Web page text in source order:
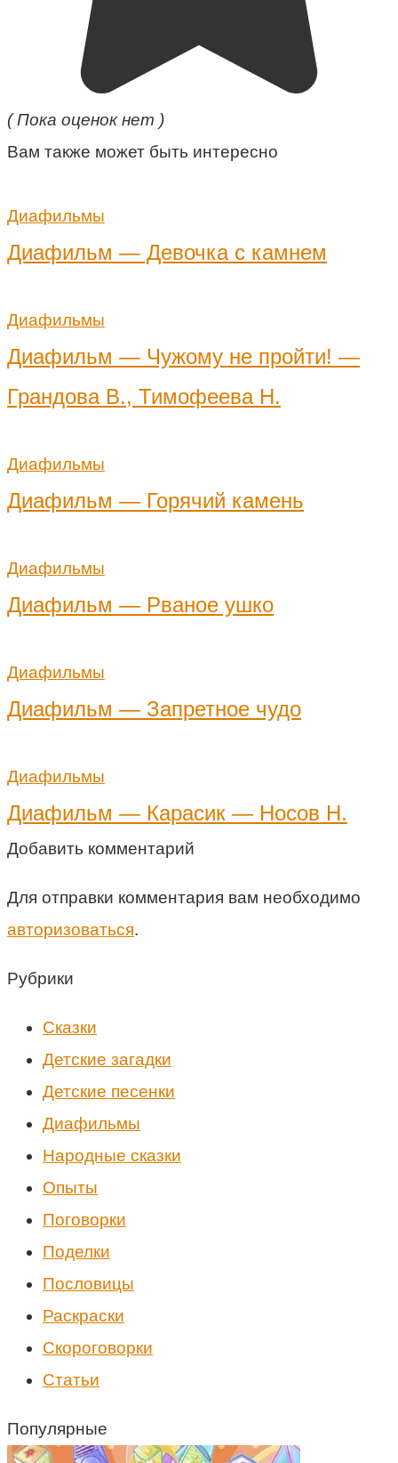
( Пока оценок нет )
Вам также может быть интересно
Диафильмы
Диафильм — Девочка с камнем
Диафильмы
Диафильм — Чужому не пройти! —
Грандова В., Тимофеева Н.
Диафильмы
Диафильм — Горячий камень
Диафильмы
Диафильм — Рваное ушко
Диафильмы
Диафильм — Запретное чудо
Диафильмы
Диафильм — Карасик — Носов Н.
Добавить комментарий
Для отправки комментария вам необходимо
авторизоваться.
Рубрики
Cказки
Детские загадки
Детские песенки
Диафильмы
Народные сказки
Опыты
Поговорки
Поделки
Пословицы
Раскраски
Скороговорки
Статьи
Популярные